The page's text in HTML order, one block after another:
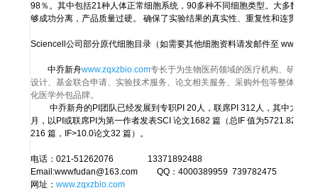
98％。其中包括21种人体正常细胞系统，90多种不同细胞类型。大多数细
够成功分离，产品质量过硬。 确保了实验结果的真实性、重复性和连贯性。
Sciencell公司部分原代细胞目录（如需要其他细胞资料请发邮件至
中乔新舟www.zqxzbio.com专长于为生物医药领域的医疗机构、研究中
设计、基金联合申请、实验技术服务、论文相关服务、采购外包等整体服务
化医学外包品牌。
中乔新舟的PI团队已经发展到专职PI 20人，联席PI 312人，其中大多数
月，以PI或联席PI为第一作者发表SCI 论文1682 篇（总IF 值为5721.82，其
216 篇，IF>10.0论文32 篇）。
电话：021-51262076 13371892488
Email:wwwfudan@163.com QQ：4000389959739782475
网址：www.zqxzbio.com